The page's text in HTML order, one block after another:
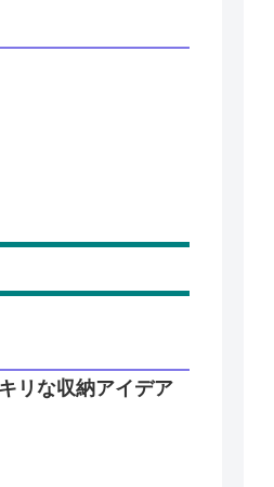
リな収納アイデア